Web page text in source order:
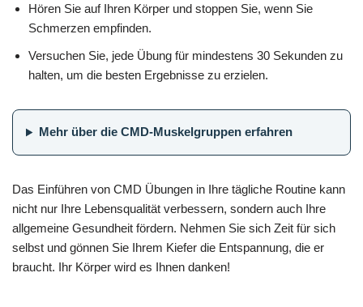
Hören Sie auf Ihren Körper und stoppen Sie, wenn Sie
Schmerzen empfinden.
Versuchen Sie, jede Übung für mindestens 30 Sekunden zu
halten, um die besten Ergebnisse zu erzielen.
Mehr über die CMD-Muskelgruppen erfahren
Das Einführen von CMD Übungen in Ihre tägliche Routine kann
nicht nur Ihre Lebensqualität verbessern, sondern auch Ihre
allgemeine Gesundheit fördern. Nehmen Sie sich Zeit für sich
selbst und gönnen Sie Ihrem Kiefer die Entspannung, die er
braucht. Ihr Körper wird es Ihnen danken!